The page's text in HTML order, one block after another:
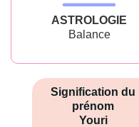
ASTROLOGIE
Balance
Signification du
prénom
Youri